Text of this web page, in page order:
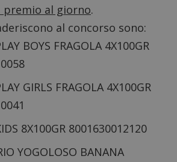
premio al giorno.
al concorso sono:
BOYS FRAGOLA 4X100GR
GIRLS FRAGOLA 4X100GR
8X100GR 8001630012120
YOGOLOSO BANANA